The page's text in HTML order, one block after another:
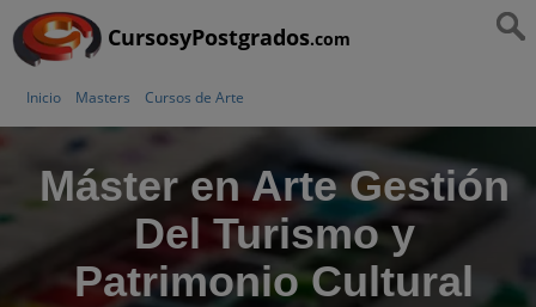
CursosyPostgrados.com
Inicio Masters Cursos de Arte
Máster en Arte Gestión
Del Turismo y
Patrimonio Cultural